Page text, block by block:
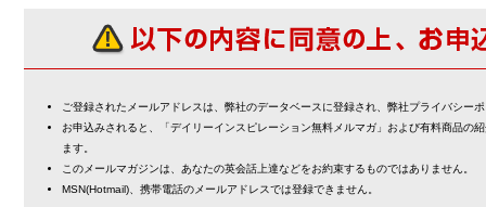
ご登録されたメールアドレスは、弊社のデータベースに登録され、弊社プライバシー
お申込みされると、「デイリーインスピレーション無料メルマガ」および有料商品の
ます。
このメールマガジンは、あなたの英会話上達などをお約束するものではありません。
MSN(Hotmail)、携帯電話のメールアドレスでは登録できません。